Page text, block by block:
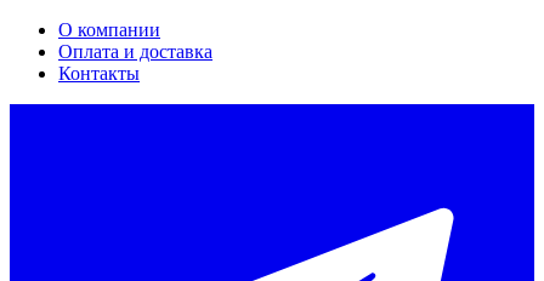
О компании
Оплата и доставка
Контакты